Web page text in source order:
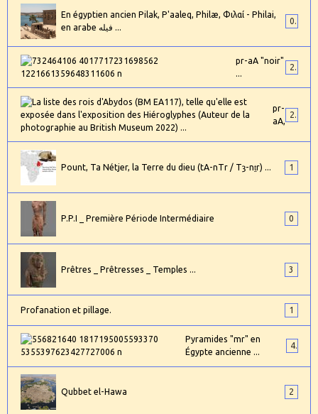
En égyptien ancien Pilak, P'aaleq, Philæ, Φιλαί - Philai,
en arabe فيله ...
0
pr-aA "noir"
...
2
pr-
aA,
24
Pount, Ta Nétjer, la Terre du dieu (tA-nTr / Tȝ-nṯr) ... 1
P.P.I _ Première Période Intermédiaire 0
Prêtres _ Prêtresses _ Temples ... 3
Profanation et pillage. 1
Pyramides "mr" en
Égypte ancienne ...
4
Qubbet el-Hawa 2